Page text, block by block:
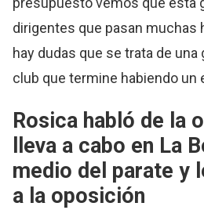
dirigentes que pasan muchas
hay dudas que se trata de una
club que termine habiendo un
Rosica habló de la
lleva a cabo en La
medio del parate y
a la oposición